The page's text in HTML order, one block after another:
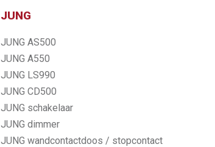
JUNG
JUNG AS500
JUNG A550
JUNG LS990
JUNG CD500
JUNG schakelaar
JUNG dimmer
JUNG wandcontactdoos / stopcontact